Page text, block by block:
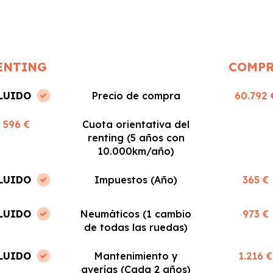
Precio de compra 60.792
596 €
Cuota orientativa del
renting (5 años con
10.000km/año)
Impuestos (Año) 365 €
Neumáticos (1 cambio
de todas las ruedas)
973 €
Mantenimiento y
averías (Cada 2 años)
1.216 €